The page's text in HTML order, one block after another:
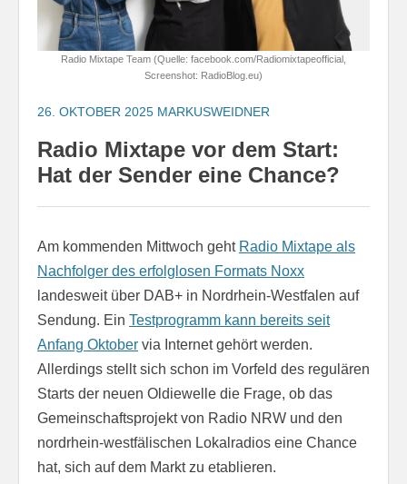
Radio Mixtape Team (Quelle: facebook.com/Radiomixtapeofficial,
Screenshot: RadioBlog.eu)
26. OKTOBER 2025 MARKUSWEIDNER
Radio Mixtape vor dem Start:
Hat der Sender eine Chance?
Am kommenden Mittwoch geht Radio Mixtape als
Nachfolger des erfolglosen Formats Noxx
landesweit über DAB+ in Nordrhein-Westfalen auf
Sendung. Ein Testprogramm kann bereits seit
Anfang Oktober via Internet gehört werden.
Allerdings stellt sich schon im Vorfeld des regulären
Starts der neuen Oldiewelle die Frage, ob das
Gemeinschaftsprojekt von Radio NRW und den
nordrhein-westfälischen Lokalradios eine Chance
hat, sich auf dem Markt zu etablieren.